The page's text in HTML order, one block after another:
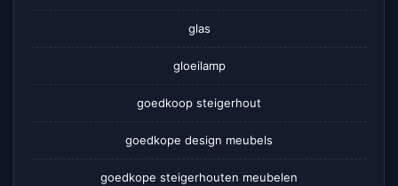
glas
gloeilamp
goedkoop steigerhout
goedkope design meubels
goedkope steigerhouten meubelen